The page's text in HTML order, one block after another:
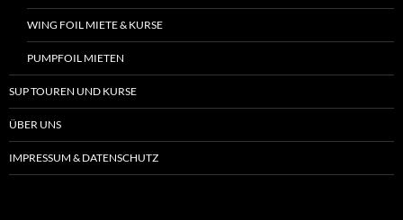
WING FOIL MIETE & KURSE
PUMPFOIL MIETEN
SUP TOUREN UND KURSE
ÜBER UNS
IMPRESSUM & DATENSCHUTZ